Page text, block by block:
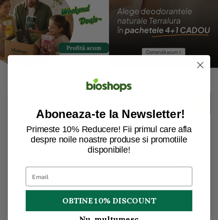
Descriere:
Cafea Arabica bio, boabe Laos cu corp plin, cu un
caracter puternic. Cu o aroma extraordinara de
vanilie si caramel precum si note usoare de
condimente si fin fructata. Ambalaj cu supapa de
Aboneaza-te la Newsletter!
Primeste 10% Reducere! Fii primul care afla
despre noile noastre produse si promotiile
disponibile!
OBTINE 10% DISCOUNT